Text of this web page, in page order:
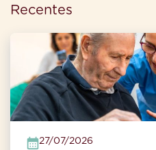
Recentes
27/07/2026